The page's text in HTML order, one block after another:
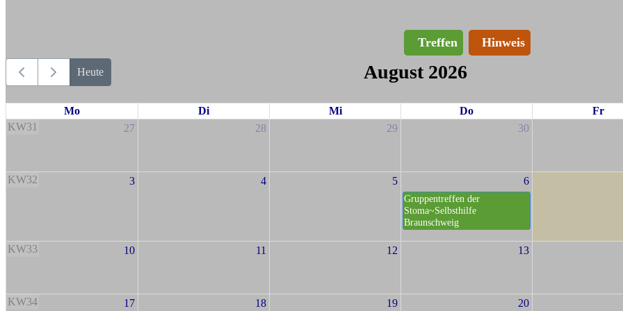
Treffen Hinweis
Heute August 2026
Mo Di Mi Do
Fr
KW31
27 28 29 30
KW32 3 4 5 6
Gruppentreffen der
Stoma~Selbsthilfe
Braunschweig
KW33 10 11 12 13
KW34 17 18 19 20